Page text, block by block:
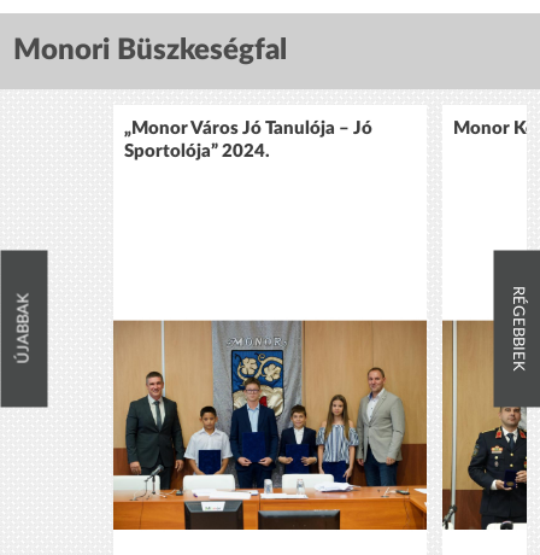
Monori Büszkeségfal
ÚJABBAK
„Monor Város Jó Tanulója – Jó
Sportolója” 2024.
Monor
RÉGEBBIEK